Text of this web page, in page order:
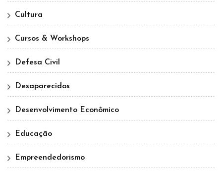
Cultura
Cursos & Workshops
Defesa Civil
Desaparecidos
Desenvolvimento Econômico
Educação
Empreendedorismo